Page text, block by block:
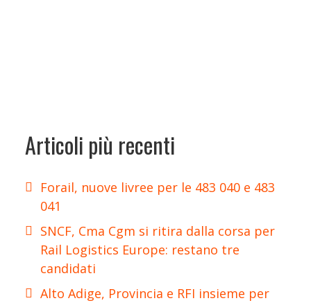
Articoli più recenti
Forail, nuove livree per le 483 040 e 483
041
SNCF, Cma Cgm si ritira dalla corsa per
Rail Logistics Europe: restano tre
candidati
Alto Adige, Provincia e RFI insieme per